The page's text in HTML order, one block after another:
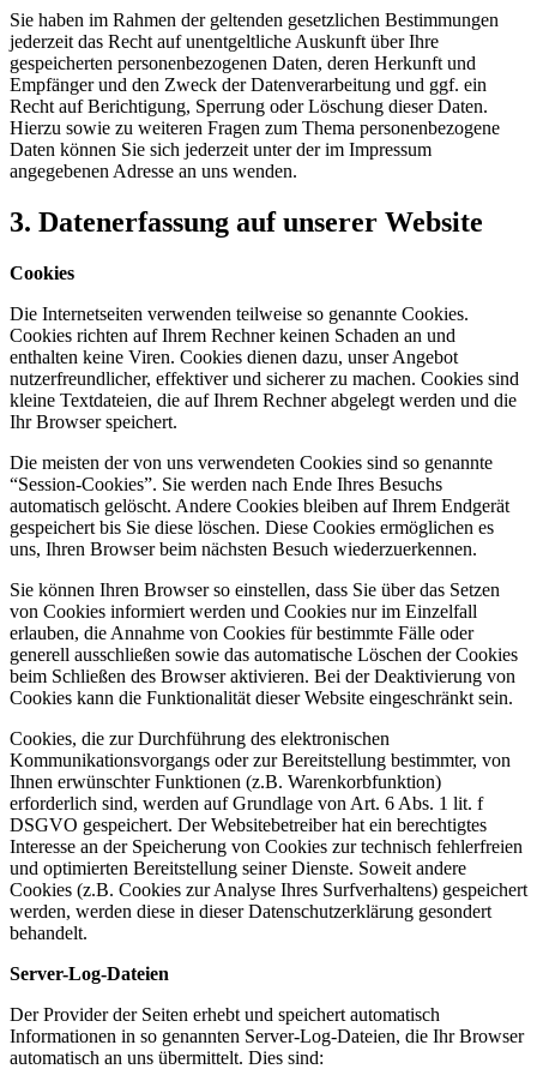
Sie haben im Rahmen der geltenden gesetzlichen Bestimmungen
jederzeit das Recht auf unentgeltliche Auskunft über Ihre
gespeicherten personenbezogenen Daten, deren Herkunft und
Empfänger und den Zweck der Datenverarbeitung und ggf. ein
Recht auf Berichtigung, Sperrung oder Löschung dieser Daten.
Hierzu sowie zu weiteren Fragen zum Thema personenbezogene
Daten können Sie sich jederzeit unter der im Impressum
angegebenen Adresse an uns wenden.
3. Datenerfassung auf unserer Website
Cookies
Die Internetseiten verwenden teilweise so genannte Cookies.
Cookies richten auf Ihrem Rechner keinen Schaden an und
enthalten keine Viren. Cookies dienen dazu, unser Angebot
nutzerfreundlicher, effektiver und sicherer zu machen. Cookies sind
kleine Textdateien, die auf Ihrem Rechner abgelegt werden und die
Ihr Browser speichert.
Die meisten der von uns verwendeten Cookies sind so genannte
“Session-Cookies”. Sie werden nach Ende Ihres Besuchs
automatisch gelöscht. Andere Cookies bleiben auf Ihrem Endgerät
gespeichert bis Sie diese löschen. Diese Cookies ermöglichen es
uns, Ihren Browser beim nächsten Besuch wiederzuerkennen.
Sie können Ihren Browser so einstellen, dass Sie über das Setzen
von Cookies informiert werden und Cookies nur im Einzelfall
erlauben, die Annahme von Cookies für bestimmte Fälle oder
generell ausschließen sowie das automatische Löschen der Cookies
beim Schließen des Browser aktivieren. Bei der Deaktivierung von
Cookies kann die Funktionalität dieser Website eingeschränkt sein.
Cookies, die zur Durchführung des elektronischen
Kommunikationsvorgangs oder zur Bereitstellung bestimmter, von
Ihnen erwünschter Funktionen (z.B. Warenkorbfunktion)
erforderlich sind, werden auf Grundlage von Art. 6 Abs. 1 lit. f
DSGVO gespeichert. Der Websitebetreiber hat ein berechtigtes
Interesse an der Speicherung von Cookies zur technisch fehlerfreien
und optimierten Bereitstellung seiner Dienste. Soweit andere
Cookies (z.B. Cookies zur Analyse Ihres Surfverhaltens) gespeichert
werden, werden diese in dieser Datenschutzerklärung gesondert
behandelt.
Server-Log-Dateien
Der Provider der Seiten erhebt und speichert automatisch
Informationen in so genannten Server-Log-Dateien, die Ihr Browser
automatisch an uns übermittelt. Dies sind: